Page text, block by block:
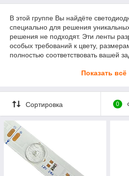
В этой группе Вы найдёте
специально для решения
решения не подходят. Эти ленты
особых требований к цвету,
полностью соответствовать вашей
гибкостью или изделие
проектов. Создавайте
рекламе, дизайне интерьеров и
нашей специализированной
Показать всё
Сортировка 0